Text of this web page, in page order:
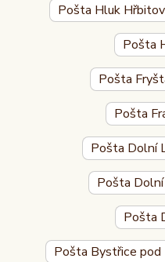
Pošta Hluk
Pošta
Pošta
Pošta
Pošta Dolní
Pošta
Pošta
Pošta Bystřice